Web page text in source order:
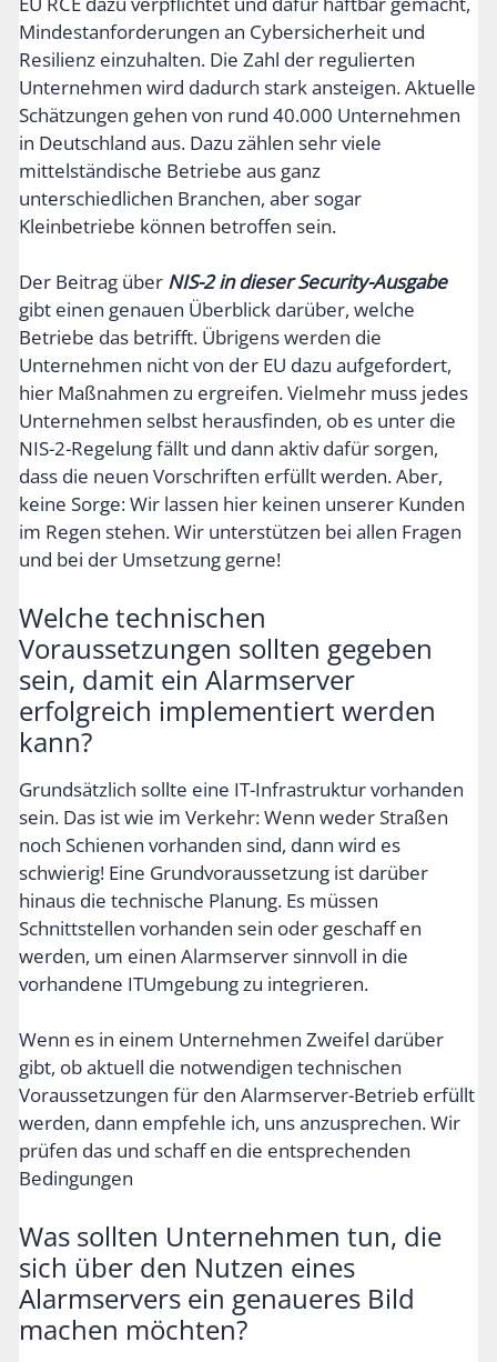
Mindestanforderungen an Cybersicherheit und
Resilienz einzuhalten. Die Zahl der regulierten
Unternehmen wird dadurch stark ansteigen. Aktuelle
Schätzungen gehen von rund 40.000 Unternehmen
in Deutschland aus. Dazu zählen sehr viele
mittelständische Betriebe aus ganz
unterschiedlichen Branchen, aber sogar
Kleinbetriebe können betroffen sein.
Der Beitrag über NIS-2 in dieser Security-Ausgabe
gibt einen genauen Überblick darüber, welche
Betriebe das betrifft. Übrigens werden die
Unternehmen nicht von der EU dazu aufgefordert,
hier Maßnahmen zu ergreifen. Vielmehr muss jedes
Unternehmen selbst herausfinden, ob es unter die
NIS-2-Regelung fällt und dann aktiv dafür sorgen,
dass die neuen Vorschriften erfüllt werden. Aber,
keine Sorge: Wir lassen hier keinen unserer Kunden
im Regen stehen. Wir unterstützen bei allen Fragen
und bei der Umsetzung gerne!
Welche technischen
Voraussetzungen sollten gegeben
sein, damit ein Alarmserver
erfolgreich implementiert werden
kann?
Grundsätzlich sollte eine IT-Infrastruktur vorhanden
sein. Das ist wie im Verkehr: Wenn weder Straßen
noch Schienen vorhanden sind, dann wird es
schwierig! Eine Grundvoraussetzung ist darüber
hinaus die technische Planung. Es müssen
Schnittstellen vorhanden sein oder geschaff en
werden, um einen Alarmserver sinnvoll in die
vorhandene ITUmgebung zu integrieren.
Wenn es in einem Unternehmen Zweifel darüber
gibt, ob aktuell die notwendigen technischen
Voraussetzungen für den Alarmserver-Betrieb erfüllt
werden, dann empfehle ich, uns anzusprechen. Wir
prüfen das und schaff en die entsprechenden
Bedingungen
Was sollten Unternehmen tun, die
sich über den Nutzen eines
Alarmservers ein genaueres Bild
machen möchten?